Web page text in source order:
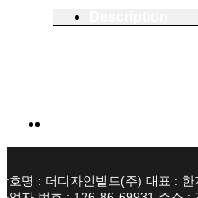
호명 : 더디자인빌드(주) 대표 : 한